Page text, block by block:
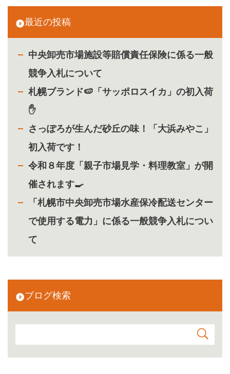
最近の投稿
中央卸売市場施設等賠償責任保険に係る一般
競争入札について
札幌ブランド🍉「サッポロスイカ」の初入荷
✋
さっぽろが生んだ砂丘の味！「大浜みやこ」
初入荷です！
令和８年度「親子市場見学・料理教室」が開
催されます🍳
「札幌市中央卸売市場水産保冷配送センター
で使用する電力」に係る一般競争入札につい
て
ブログ検索